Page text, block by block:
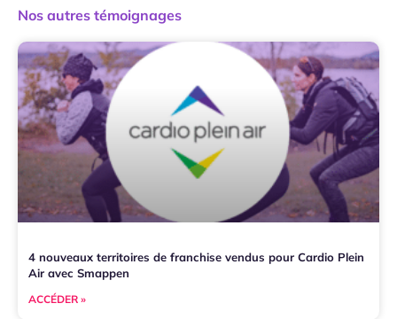
Nos autres témoignages
4 nouveaux territoires de franchise vendus pour Cardio Plein
Air avec Smappen
ACCÉDER »